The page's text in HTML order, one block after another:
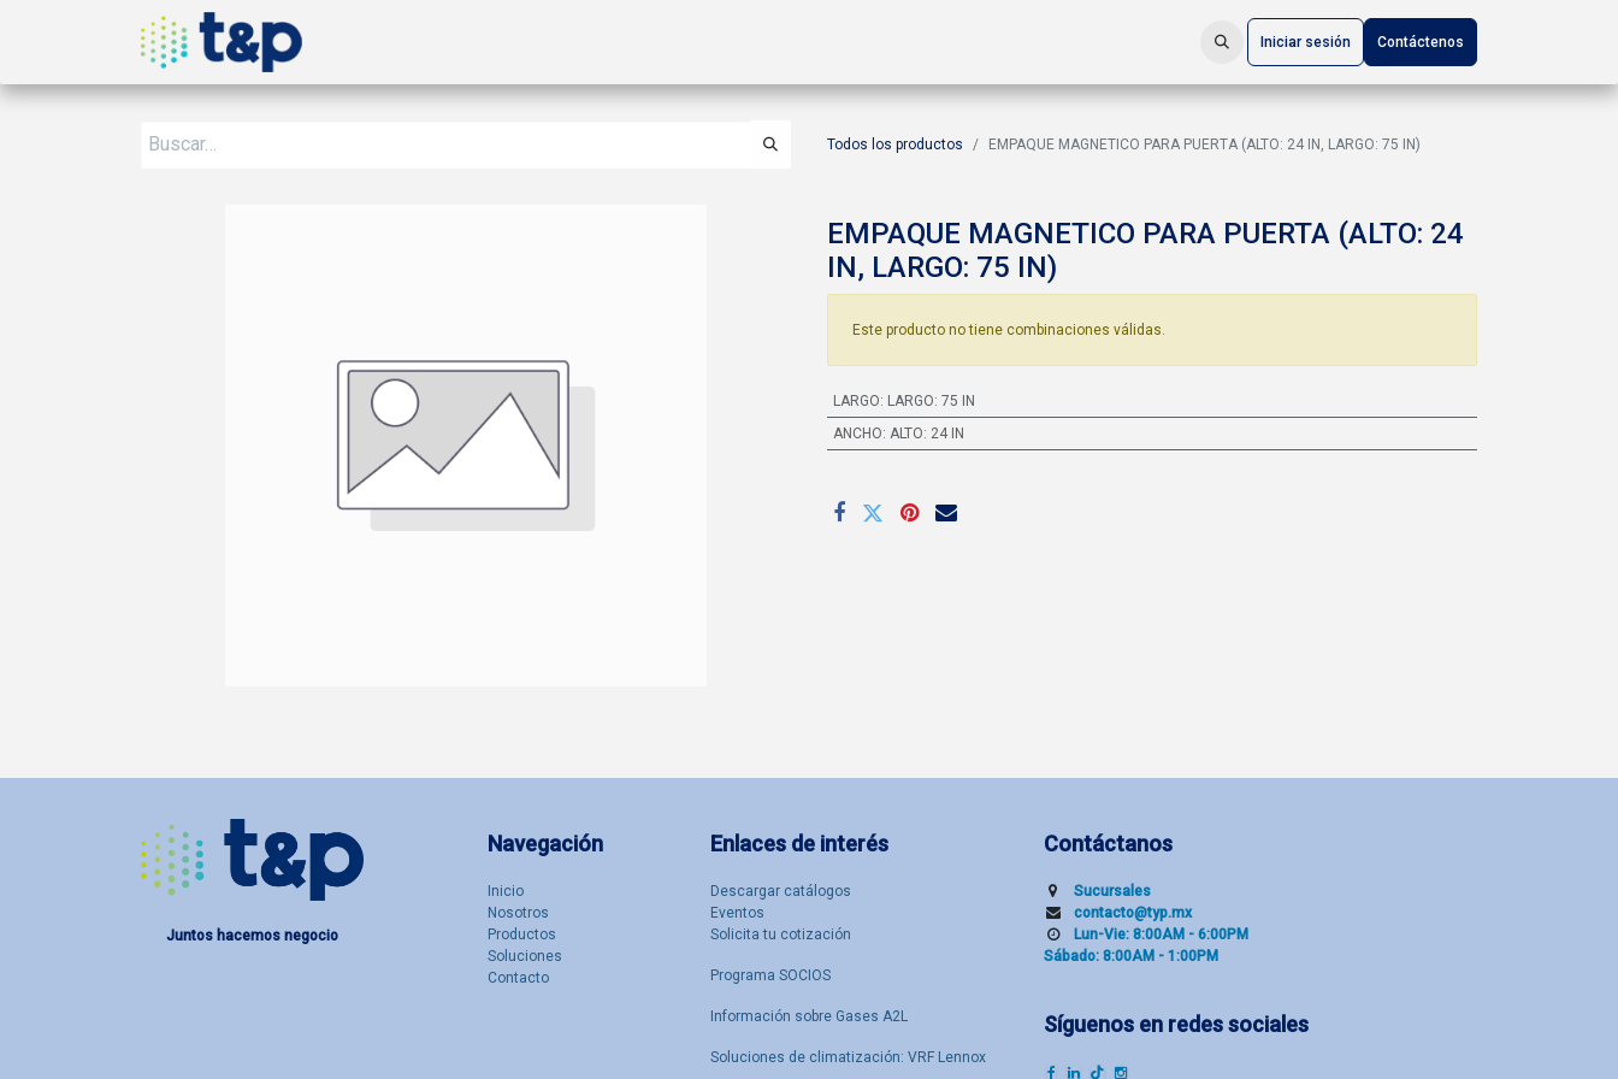
Iniciar sesión Contáctenos
Todos los productos EMPAQUE MAGNETICO PARA PUERTA (ALTO: 24 IN, LARGO: 75 IN)
EMPAQUE MAGNETICO PARA PUERTA (ALTO: 24
IN, LARGO: 75 IN)
Este producto no tiene combinaciones válidas.
LARGO: LARGO: 75 IN
ANCHO: ALTO: 24 IN
Enlaces de interés
Descargar catálogos
Eventos
Solicita tu cotización
Programa SOCIOS
Información sobre Gases A2L
Soluciones de climatización: VRF Lennox
Navegación
Inicio
Nosotro​s
Productos
Soluciones
Contacto
Contáctanos
Sucu​rsal​es
contacto@typ.mx
Lun-Vie: 8:00AM - 6:00PM
Sábado: 8:00AM - 1:00PM
Síguenos en redes sociales
Juntos hacemos negocio